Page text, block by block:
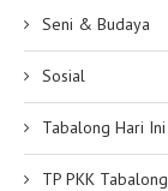
Seni & Budaya
Sosial
Tabalong Hari Ini
TP PKK Tabalong